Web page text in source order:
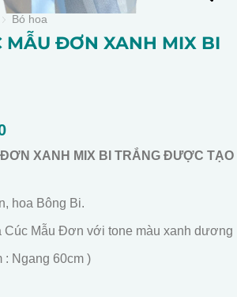
Bó hoa
MẪU ĐƠN XANH MIX BI
tại
600.000.
XANH MIX BI TRẮNG ĐƯỢC TẠO
hoa Bông Bi.
Cúc Mẫu Đơn với tone màu xanh dương
: Ngang 60cm )